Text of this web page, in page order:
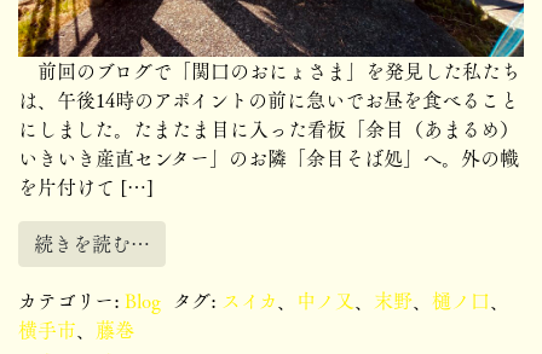
前回のブログで「関口のおにょさま」を発見した私たち
は、午後14時のアポイントの前に急いでお昼を食べること
にしました。たまたま目に入った看板「余目（あまるめ）
いきいき産直センター」のお隣「余目そば処」へ。外の幟
を片付けて […]
続きを読む…
カテゴリー:Blog タグ: スイカ、 中ノ又、 末野、 樋ノ口、
横手市、 藤巻